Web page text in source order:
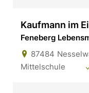
Kaufmann im
Feneberg
87484
Mittelschule